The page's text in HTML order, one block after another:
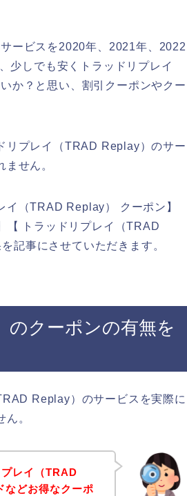
ービスを2020年、2021年、2022
少しでも安くトラッドリプレイ
か？と思い、割引クーポンやクー
リプレイ（TRAD Replay）のサー
せん。
イ（TRAD Replay） クーポン】
【 トラッドリプレイ（TRAD
記事にさせていただきます。
のクーポンの有無を
Replay）のサービスを実際に
。
レイ（TRAD
などお得なクーポ